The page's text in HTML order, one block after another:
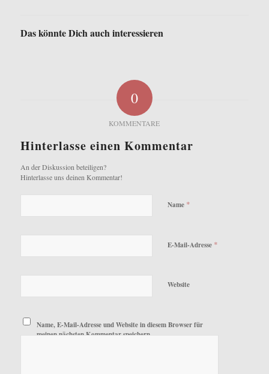
Das könnte Dich auch interessieren
0
KOMMENTARE
Hinterlasse einen Kommentar
An der Diskussion beteiligen?
Hinterlasse uns deinen Kommentar!
Name *
E-Mail-Adresse *
Website
Name, E-Mail-Adresse und Website in diesem Browser für
meinen nächsten Kommentar speichern.